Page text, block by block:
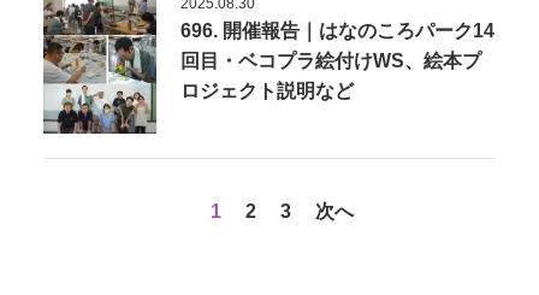
696. 開催報告｜はなのころパーク14
回目・ベコプラ絵付けWS、絵本プ
ロジェクト説明など
1 2 3 次へ